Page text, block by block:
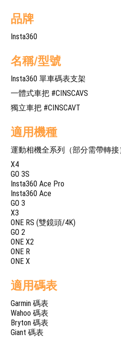
品牌
Insta360
名稱/型號
Insta360 單車碼表支架
一體式車把 #CINSCAVS
獨立車把 #CINSCAVT
適用機種
運動相機全系列（部分需帶轉接
X4
GO 3S
Insta360 Ace Pro
Insta360 Ace
GO 3
X3
ONE RS (雙鏡頭/4K)
GO 2
ONE X2
ONE R
ONE X
適用碼表
Garmin 碼表
Wahoo 碼表
Bryton 碼表
Giant 碼表